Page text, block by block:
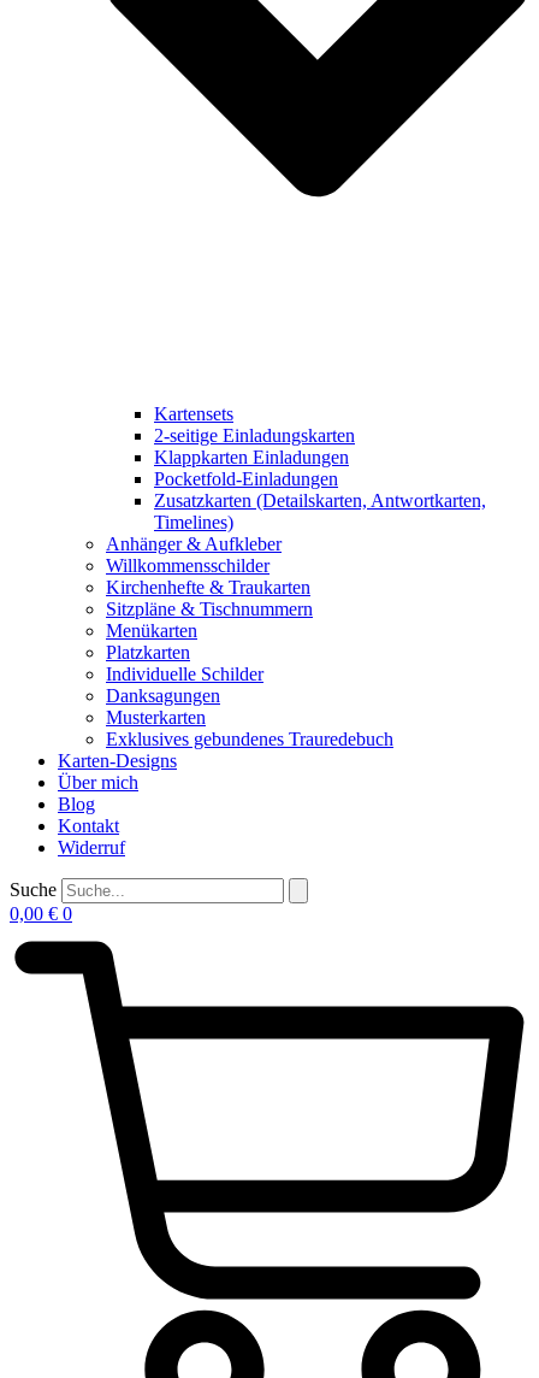
Kartensets
2-seitige Einladungskarten
Klappkarten Einladungen
Pocketfold-Einladungen
Zusatzkarten (Detailskarten, Antwortkarten,
Timelines)
Anhänger & Aufkleber
Willkommensschilder
Kirchenhefte & Traukarten
Sitzpläne & Tischnummern
Menükarten
Platzkarten
Individuelle Schilder
Danksagungen
Musterkarten
Exklusives gebundenes Trauredebuch
Karten-Designs
Über mich
Blog
Kontakt
Widerruf
Suche
0,00 € 0